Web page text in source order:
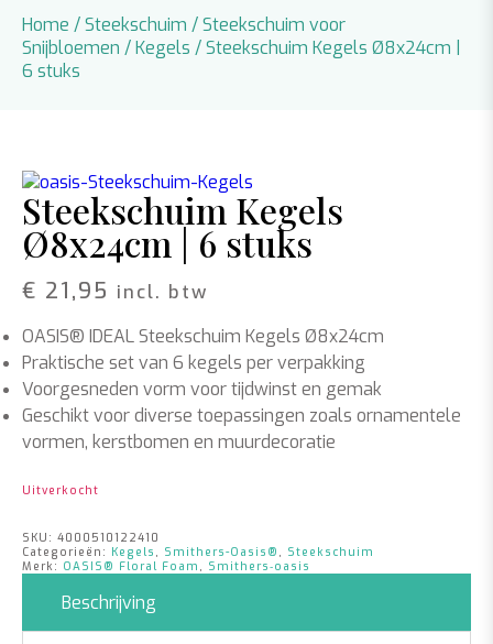
Home /Steekschuim /Steekschuim voor
Snijbloemen /Kegels / Steekschuim Kegels Ø8x24cm |
6 stuks
Steekschuim Kegels
Ø8x24cm | 6 stuks
€ 21,95 incl. btw
OASIS® IDEAL Steekschuim Kegels Ø8x24cm
Praktische set van 6 kegels per verpakking
Voorgesneden vorm voor tijdwinst en gemak
Geschikt voor diverse toepassingen zoals ornamentele
vormen, kerstbomen en muurdecoratie
Uitverkocht
SKU: 4000510122410
Categorieën: Kegels , Smithers-Oasis® , Steekschuim
Merk: OASIS® Floral Foam , Smithers‑oasis
Beschrijving